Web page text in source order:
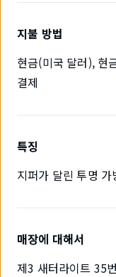
지불 방법
현금(미국 달러), 현
결제
특징
지퍼가 달린 투명 가
매장에 대해서
제3 새터라이트 35